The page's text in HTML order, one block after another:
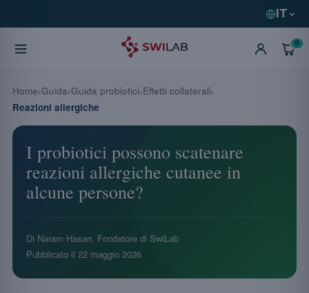
IT
0
I probiotici possono scatenare
reazioni allergiche cutanee in
alcune persone?
Di Naram Hasan, Fondatore di SwiLab
Pubblicato il 22 maggio 2026
Home Guida Guida probiotici Effetti collaterali
Reazioni allergiche